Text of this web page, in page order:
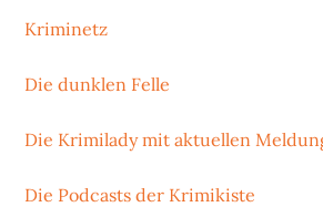
Kriminetz
Die dunklen Felle
Die Krimilady mit aktuellen
Die Podcasts der Krimikiste